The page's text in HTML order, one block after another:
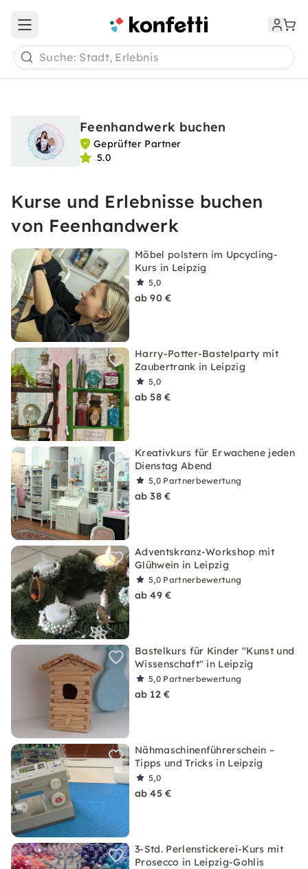
Open main menu
Suche: Stadt, Erlebnis
Feenhandwerk buchen
Geprüfter Partner
5.0
Kurse und Erlebnisse buchen
von Feenhandwerk
Möbel polstern im Upcycling-
Kurs in Leipzig
5,0
ab 90 €
Harry-Potter-Bastelparty mit
Zaubertrank in Leipzig
5,0
ab 58 €
Kreativkurs für Erwachene jeden
Dienstag Abend
5,0 Partnerbewertung
ab 38 €
Adventskranz-Workshop mit
Glühwein in Leipzig
5,0 Partnerbewertung
ab 49 €
Bastelkurs für Kinder "Kunst und
Wissenschaft" in Leipzig
5,0 Partnerbewertung
ab 12 €
Nähmaschinenführerschein –
Tipps und Tricks in Leipzig
5,0
ab 45 €
3-Std. Perlenstickerei-Kurs mit
Prosecco in Leipzig-Gohlis